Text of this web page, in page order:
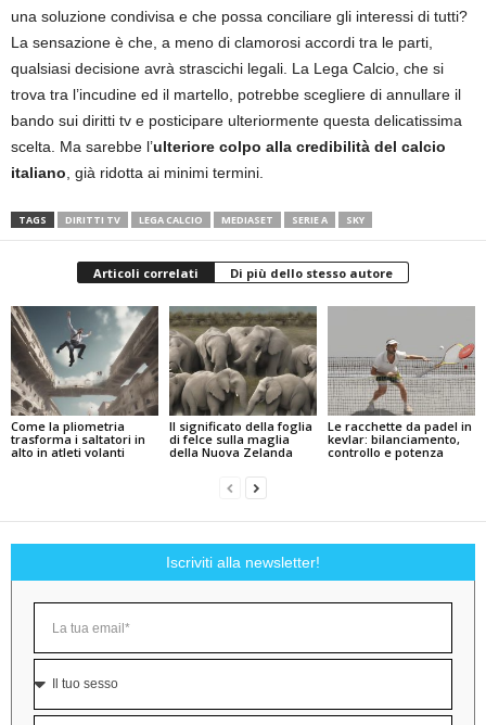
una soluzione condivisa e che possa conciliare gli interessi di tutti?
La sensazione è che, a meno di clamorosi accordi tra le parti,
qualsiasi decisione avrà strascichi legali. La Lega Calcio, che si
trova tra l’incudine ed il martello, potrebbe scegliere di annullare il
bando sui diritti tv e posticipare ulteriormente questa delicatissima
scelta. Ma sarebbe l’ulteriore colpo alla credibilità del calcio
italiano , già ridotta ai minimi termini.
TAGS DIRITTI TV LEGA CALCIO MEDIASET SERIE A SKY
Articoli correlati Di più dello stesso autore
Come la pliometria
trasforma i saltatori in
alto in atleti volanti
Il significato della foglia
di felce sulla maglia
della Nuova Zelanda
Le racchette da padel in
kevlar: bilanciamento,
controllo e potenza
Iscriviti alla newsletter!